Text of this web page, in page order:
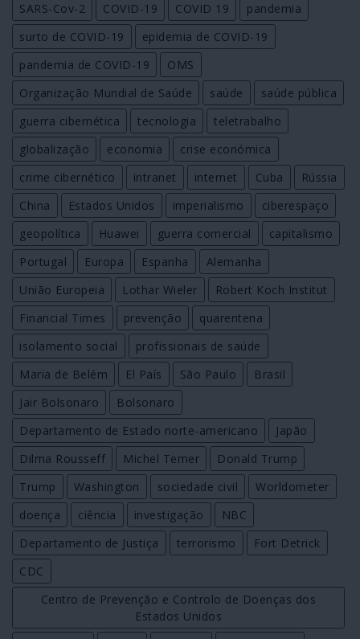
SARS-Cov-2 COVID-19 COVID 19
pandemia
surto de COVID-19
epidemia de COVID-19
pandemia de COVID-19
OMS
Organização Mundial de Saúde
saúde
saúde pública
guerra cibernética
tecnologia
teletrabalho
globalização
economia
crise económica
crime cibernético
intranet internet Cuba
Rússia
China
Estados Unidos imperialismo
ciberespaço
geopolítica
Huawei guerra comercial
capitalismo
Portugal
Europa Espanha
Alemanha
União Europeia
Lothar Wieler
Robert Koch Institut
Financial Times
prevenção
quarentena
isolamento social
profissionais de saúde
Maria de Belém
El País São Paulo
Brasil
Jair Bolsonaro
Bolsonaro
Departamento de Estado norte-americano
Japão
Dilma Rousseff
Michel Temer
Donald Trump
Trump
Washington sociedade civil
Worldometer
doença
ciência investigação
NBC
Departamento de Justiça
terrorismo
Fort Detrick
CDC
Centro de Prevenção e Controlo de Doenças dos
Estados Unidos